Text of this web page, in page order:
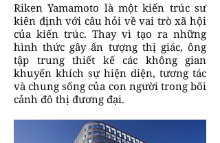
Riken Yamamoto là một kiến trúc sư
kiên định với câu hỏi về vai trò xã hội
của kiến trúc. Thay vì tạo ra những
hình thức gây ấn tượng thị giác, ông
tập trung thiết kế các không gian
khuyến khích sự hiện diện, tương tác
và chung sống của con người trong bối
cảnh đô thị đương đại.